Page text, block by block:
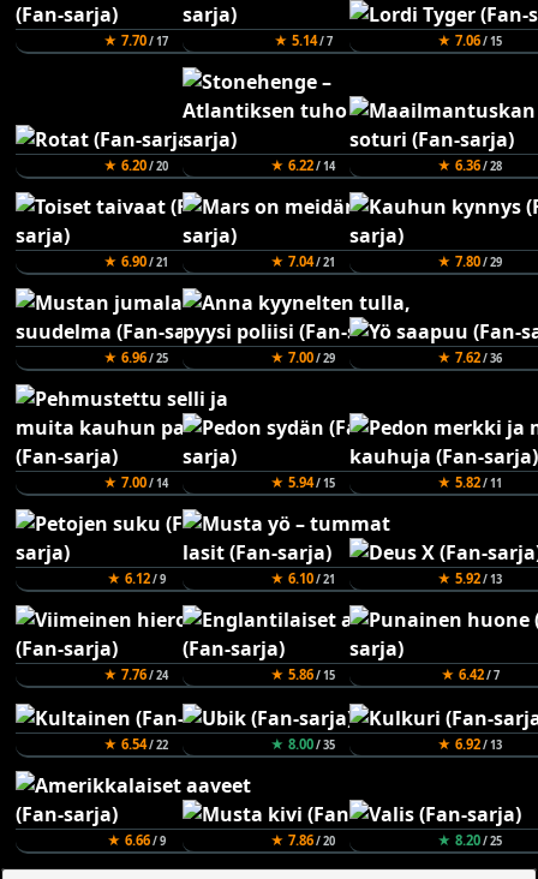
★ 7.70/ 17 ★ 5.14/ 7 ★ 7.06/ 15
★ 6.20/ 20 ★ 6.22/ 14 ★ 6.36/ 28
★ 6.90/ 21 ★ 7.04/ 21 ★ 7.80/ 29
★ 6.96/ 25 ★ 7.00/ 29 ★ 7.62/ 36
★ 7.00/ 14 ★ 5.94/ 15 ★ 5.82/ 11
★ 6.12/ 9 ★ 6.10/ 21 ★ 5.92/ 13
★ 7.76/ 24 ★ 5.86/ 15 ★ 6.42/ 7
★ 6.54/ 22 ★ 8.00/ 35 ★ 6.92/ 13
★ 6.66/ 9 ★ 7.86/ 20 ★ 8.20/ 25